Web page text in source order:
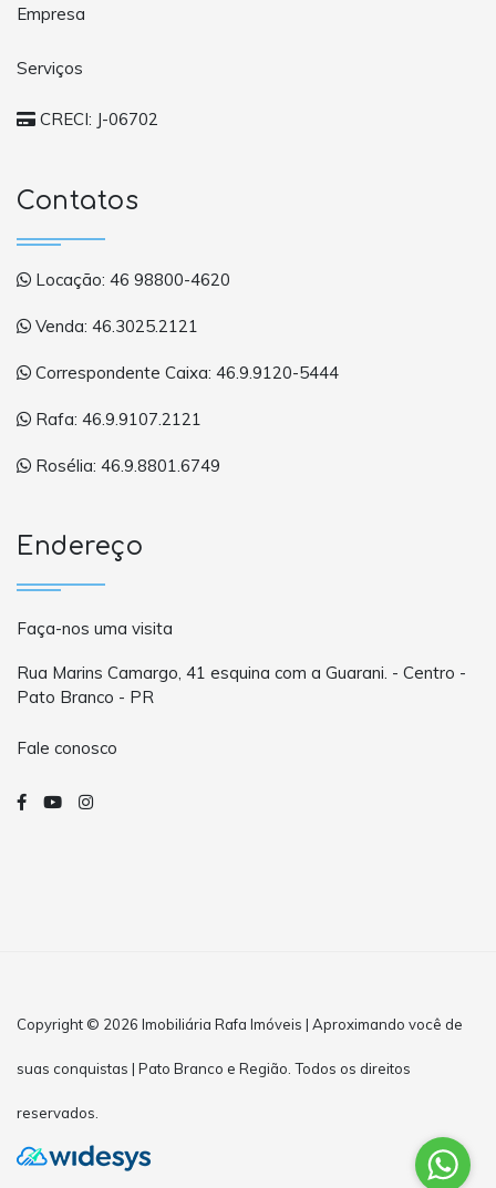
Empresa
Serviços
CRECI: J-06702
Contatos
Locação: 46 98800-4620
Venda: 46.3025.2121
Correspondente Caixa: 46.9.9120-5444
Rafa: 46.9.9107.2121
Rosélia: 46.9.8801.6749
Endereço
Faça-nos uma visita
Rua Marins Camargo, 41 esquina com a Guarani. - Centro -
Pato Branco - PR
Fale conosco
Copyright © 2026 Imobiliária Rafa Imóveis | Aproximando você de
suas conquistas | Pato Branco e Região. Todos os direitos
reservados.